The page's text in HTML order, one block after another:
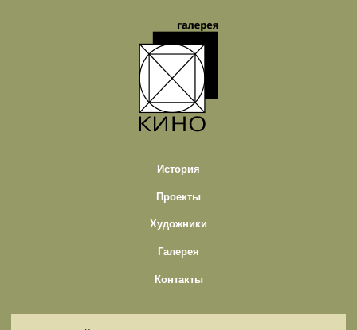
История
Проекты
Художники
Галерея
Контакты